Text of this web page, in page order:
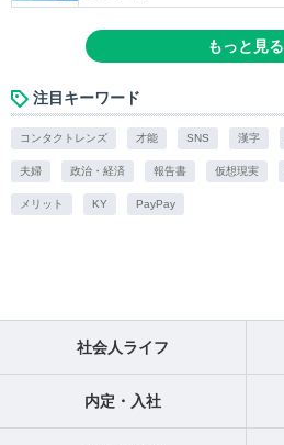
もっと見る
注目キーワード
コンタクトレンズ 才能 SNS 漢字
夫婦 政治・経済 報告書 仮想現実
メリット KY PayPay
社会人ライフ
内定・入社